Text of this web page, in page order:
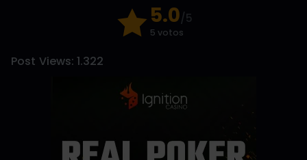
5.0/5
5 votos
Post Views: 1.322